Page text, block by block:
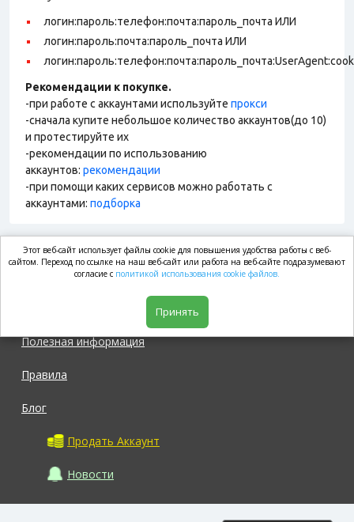
логин:пароль:телефон:почта:пароль_почта ИЛИ
логин:пароль:почта:пароль_почта ИЛИ
Рекомендации к покупке.
-при работе с аккаунтами используйте прокси
-сначала купите небольшое количество аккаунтов(до 10)
и протестируйте их
-рекомендации по использованию
аккаунтов: рекомендации
-при помощи каких сервисов можно работать с
аккаунтами: подборка
market.com
Полезная информация
Правила
Блог
Продать Аккаунт
Новости
Этот веб-сайт использует файлы cookie для повышения удобства работы с веб-
сайтом. Переход по ссылке на наш веб-сайт или работа на веб-сайте подразумевают
согласие с политикой использования cookie файлов.
Принять